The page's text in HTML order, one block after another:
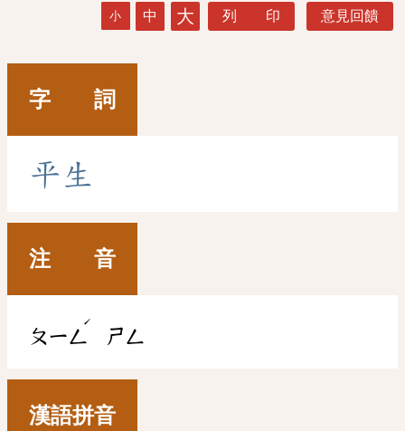
小 中 大 列 印 意見回饋
字 詞
平 生
注 音
ㄆㄧㄥ
ˊ
ㄕㄥ
漢語拼音